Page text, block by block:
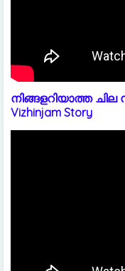
നിങ്ങളറിയാത്ത ചില
Vizhinjam Story